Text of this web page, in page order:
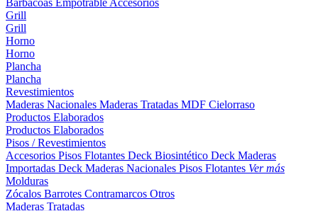
Barbacoas Empotrable Accesorios
Grill
Grill
Horno
Horno
Plancha
Plancha
Revestimientos
Maderas Nacionales Maderas Tratadas MDF Cielorraso
Productos Elaborados
Productos Elaborados
Pisos / Revestimientos
Accesorios Pisos Flotantes Deck Biosintético Deck Maderas
Importadas Deck Maderas Nacionales Pisos Flotantes Ver más
Molduras
Zócalos Barrotes Contramarcos Otros
Maderas Tratadas